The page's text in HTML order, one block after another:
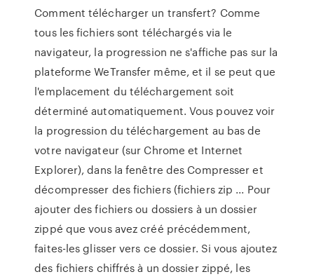
Comment télécharger un transfert? Comme
tous les fichiers sont téléchargés via le
navigateur, la progression ne s'affiche pas sur la
plateforme WeTransfer même, et il se peut que
l'emplacement du téléchargement soit
déterminé automatiquement. Vous pouvez voir
la progression du téléchargement au bas de
votre navigateur (sur Chrome et Internet
Explorer), dans la fenêtre des Compresser et
décompresser des fichiers (fichiers zip ... Pour
ajouter des fichiers ou dossiers à un dossier
zippé que vous avez créé précédemment,
faites-les glisser vers ce dossier. Si vous ajoutez
des fichiers chiffrés à un dossier zippé, les